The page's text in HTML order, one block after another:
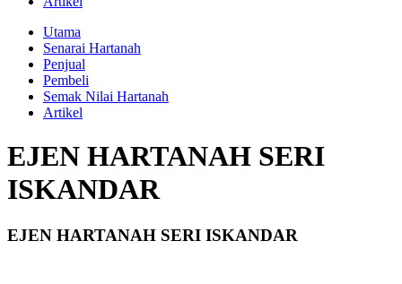
Utama
Senarai Hartanah
Penjual
Pembeli
Semak Nilai Hartanah
Artikel
EJEN HARTANAH SERI
ISKANDAR
EJEN HARTANAH SERI ISKANDAR